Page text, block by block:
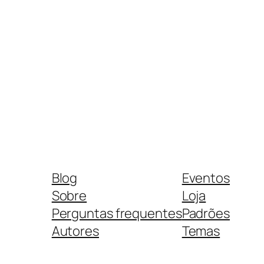
Blog
Sobre
Perguntas frequentes
Autores
Eventos
Loja
Padrões
Temas